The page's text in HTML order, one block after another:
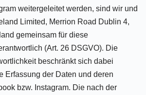
weitergeleitet werden, sind wir und
Limited, Merrion Road Dublin 4,
gemeinsam für diese
(Art. 26 DSGVO). Die
beschränkt sich dabei
Erfassung der Daten und deren
bzw. Instagram. Die nach der